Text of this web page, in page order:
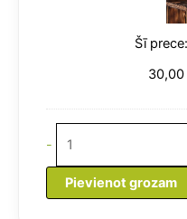
30,00
-
Pievienot grozam